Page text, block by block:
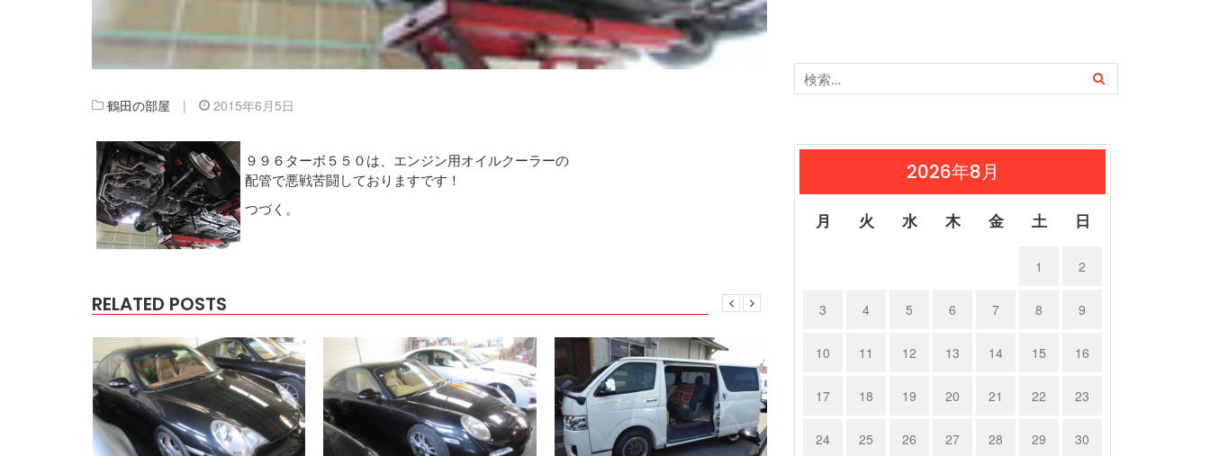
鶴田の部屋 | 2015年6月5日
９９６ターボ５５０は、エンジン用オイルクーラーの
配管で悪戦苦闘しておりますです！
つづく。
RELATED POSTS
2026年8月
月 火 水 木 金 土 日
1 2
3 4 5 6 7 8 9
10 11 12 13 14 15 16
17 18 19 20 21 22 23
24 25 26 27 28 29 30